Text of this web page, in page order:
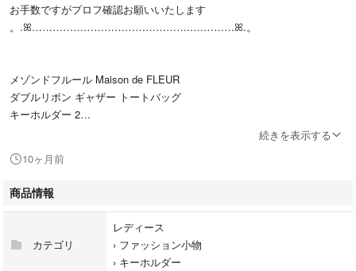
お手数ですがプロフ確認お願いいたします
。.ꕤ………………………………………..…………ꕤ.。
メゾンドフルール Maison de FLEUR
ダブルリボン ギャザー トートバッグ
キーホルダー 2
未開封ですがガチャ玉からは取り出しています。
同じ色が複数あるものは
続きを表示する
10ヶ月前
商品情報
カテゴリ
レディース
› ファッション小物
› キーホルダー